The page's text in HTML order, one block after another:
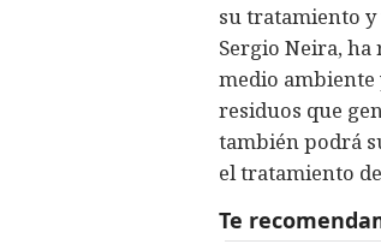
su tratamiento
Sergio Neira,
medio ambiente
residuos que
también podrá
el tratamiento